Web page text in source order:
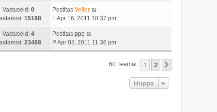
Vastuseid: 0
15188
Postitas Veiler
L Apr 16, 2011 10:37 pm
Vastuseid: 4
23468
Postitas ppp
P Apr 03, 2011 11:36 pm
60 Teemat 1 2
Hüppa